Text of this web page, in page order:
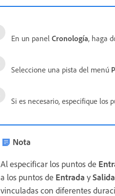
En un panel Cronología, haga
Seleccione una pista del menú
Si es necesario, especifique los
Nota
Al especificar los puntos de
a los puntos de Entrada ySalida
vinculadas con diferentes